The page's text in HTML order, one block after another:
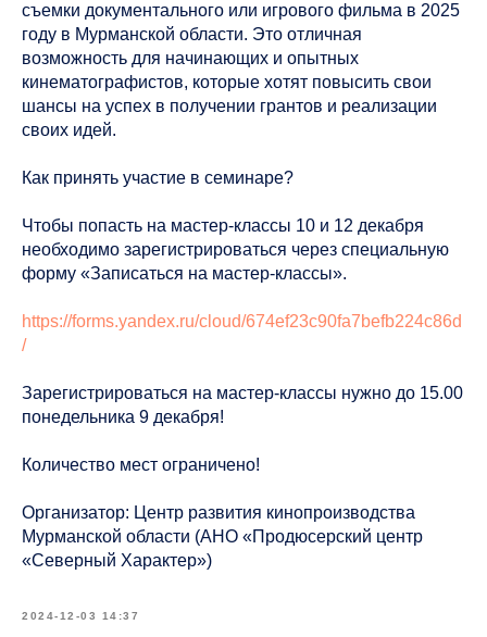
съемки документального или игрового фильма в 2025
году в Мурманской области. Это отличная
возможность для начинающих и опытных
кинематографистов, которые хотят повысить свои
шансы на успех в получении грантов и реализации
своих идей.
Как принять участие в семинаре?
Чтобы попасть на мастер-классы 10 и 12 декабря
необходимо зарегистрироваться через специальную
форму «Записаться на мастер-классы».
https://forms.yandex.ru/cloud/674ef23c90fa7befb224c86d
/
Зарегистрироваться на мастер-классы нужно до 15.00
понедельника 9 декабря!
Количество мест ограничено!
Организатор: Центр развития кинопроизводства
Мурманской области (АНО «Продюсерский центр
«Северный Характер»)
2024-12-03 14:37